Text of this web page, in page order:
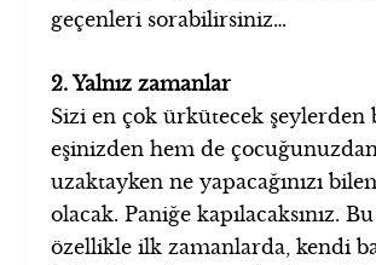
geçenleri sorabilirsiniz…
2. Yalnız zamanlar
Sizi en çok ürkütecek şeylerden
eşinizden hem de çocuğunuzdan
uzaktayken ne yapacağınızı
olacak. Paniğe kapılacaksınız.
özellikle ilk zamanlarda, kendi